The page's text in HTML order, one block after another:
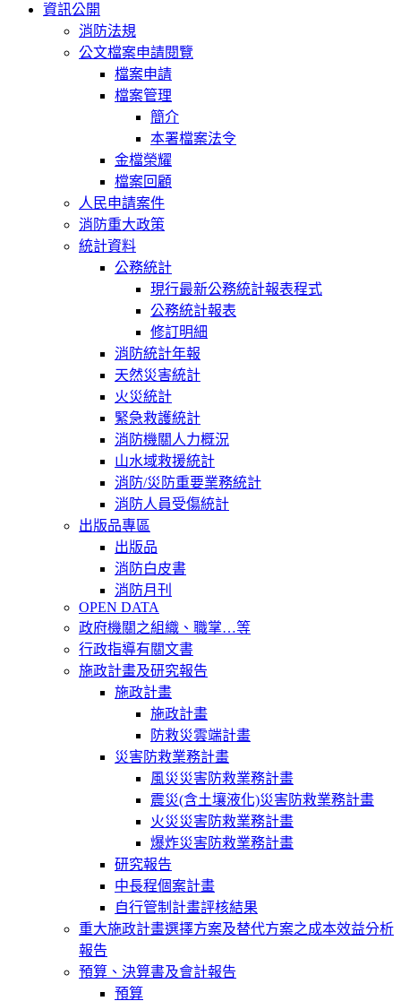
資訊公開
消防法規
公文檔案申請閱覽
檔案申請
檔案管理
簡介
本署檔案法令
金檔榮耀
檔案回顧
人民申請案件
消防重大政策
統計資料
公務統計
現行最新公務統計報表程式
公務統計報表
修訂明細
消防統計年報
天然災害統計
火災統計
緊急救護統計
消防機關人力概況
山水域救援統計
消防/災防重要業務統計
消防人員受傷統計
出版品專區
出版品
消防白皮書
消防月刊
OPEN DATA
政府機關之組織、職掌…等
行政指導有關文書
施政計畫及研究報告
施政計畫
施政計畫
防救災雲端計畫
災害防救業務計畫
風災災害防救業務計畫
震災(含土壤液化)災害防救業務計畫
火災災害防救業務計畫
爆炸災害防救業務計畫
研究報告
中長程個案計畫
自行管制計畫評核結果
重大施政計畫選擇方案及替代方案之成本效益分析
報告
預算、決算書及會計報告
預算